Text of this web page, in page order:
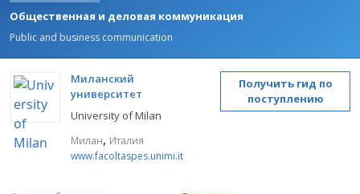
Общественная и деловая коммуникация
Public and business communication
Миланский
университет
University of Milan
Милан, Италия
www.facoltaspes.unimi.it
Получить гид по
поступлению